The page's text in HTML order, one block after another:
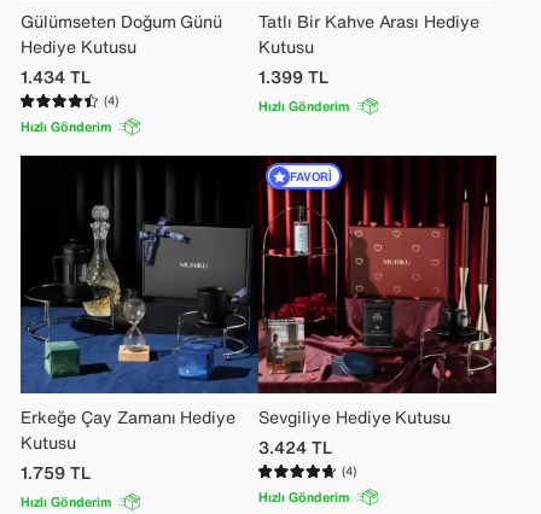
Gülümseten Doğum Günü
Hediye Kutusu
1.434TL
(4)
Hızlı Gönderim
Tatlı Bir Kahve Arası Hediye
Kutusu
1.399TL
Hızlı Gönderim
Erkeğe Çay Zamanı Hediye
Kutusu
1.759TL
Hızlı Gönderim
Sevgiliye Hediye Kutusu
3.424TL
(4)
Hızlı Gönderim
FAVORI